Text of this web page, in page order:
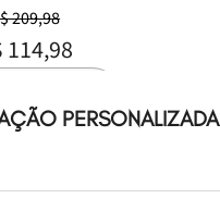
PERSONALIZADA
209,98
114,98